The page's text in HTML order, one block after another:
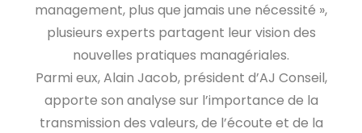
RÉFÉRENCES
CONTACT
management, plus que jamais une nécessité »,
plusieurs experts partagent leur vision des
nouvelles pratiques managériales.
Parmi eux, Alain Jacob, président d’AJ Conseil,
apporte son analyse sur l’importance de la
transmission des valeurs, de l’écoute et de la